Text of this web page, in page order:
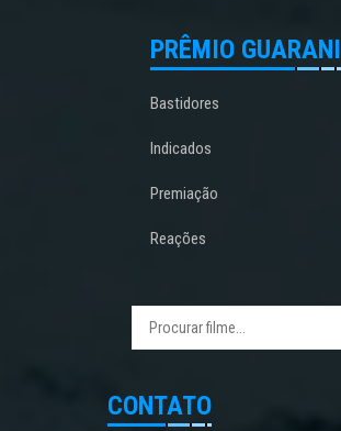
PRÊMIO GUARANI
Bastidores
Indicados
Premiação
Reações
CONTATO